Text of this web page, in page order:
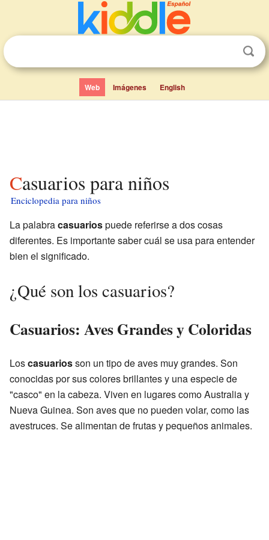
Web Imágenes English
Casuarios para niños
Enciclopedia para niños
La palabracasuariospuede referirse a dos cosas
diferentes. Es importante saber cuál se usa para entender
bien el significado.
¿Qué son los casuarios?
Casuarios: Aves Grandes y Coloridas
Loscasuariosson un tipo de aves muy grandes. Son
conocidas por sus colores brillantes y una especie de
"casco" en la cabeza. Viven en lugares como Australia y
Nueva Guinea. Son aves que no pueden volar, como las
avestruces. Se alimentan de frutas y pequeños animales.